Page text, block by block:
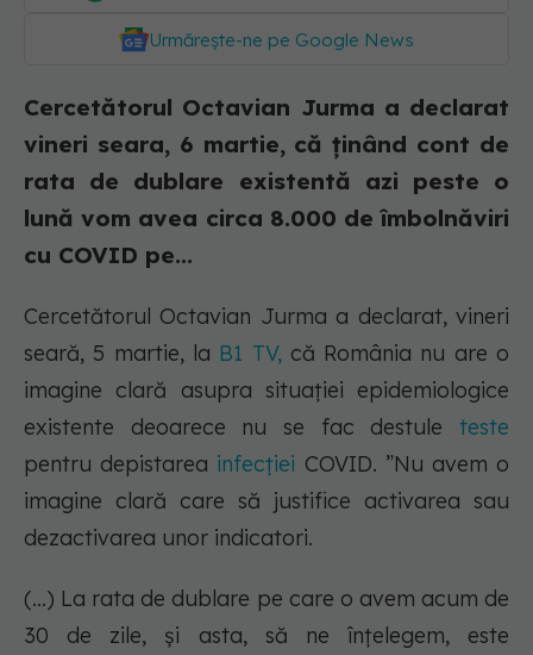
Urmărește-ne pe Google News
Cercetătorul Octavian Jurma a declarat
vineri seara, 6 martie, că ținând cont de
rata de dublare existentă azi peste o
lună vom avea circa 8.000 de îmbolnăviri
cu COVID pe...
Cercetătorul Octavian Jurma a declarat, vineri
seară, 5 martie, la B1 TV,că România nu are o
imagine clară asupra situației epidemiologice
existente deoarece nu se fac destule teste
pentru depistarea infecției COVID. ”Nu avem o
imagine clară care să justifice activarea sau
dezactivarea unor indicatori.
(...) La rata de dublare pe care o avem acum de
30 de zile, și asta, să ne înțelegem, este